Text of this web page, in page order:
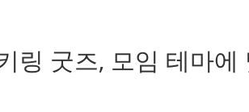
링 굿즈, 모임 테마에